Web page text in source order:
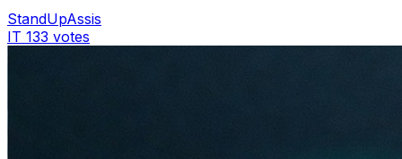
StandUpAssis
IT 133 votes